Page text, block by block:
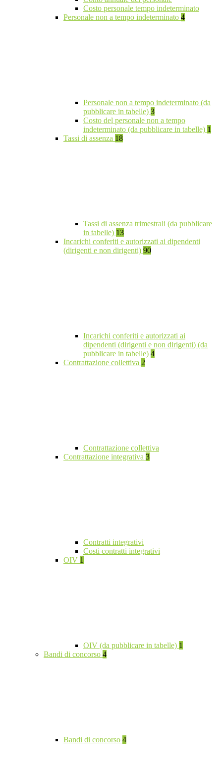
Costo personale tempo indeterminato
Personale non a tempo indeterminato 4
Personale non a tempo indeterminato (da
pubblicare in tabelle) 3
Costo del personale non a tempo
indeterminato (da pubblicare in tabelle) 1
Tassi di assenza 18
Tassi di assenza trimestrali (da pubblicare
in tabelle) 13
Incarichi conferiti e autorizzati ai dipendenti
(dirigenti e non dirigenti) 90
Incarichi conferiti e autorizzati ai
dipendenti (dirigenti e non dirigenti) (da
pubblicare in tabelle) 4
Contrattazione collettiva 2
Contrattazione collettiva
Contrattazione integrativa 3
Contratti integrativi
Costi contratti integrativi
OIV 1
OIV (da pubblicare in tabelle) 1
Bandi di concorso 4
Bandi di concorso 4